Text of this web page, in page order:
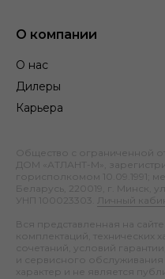
О компании
О нас
Дилеры
Карьера
Общество с ограниченной
ДОМ «АТЛАНТ-М»,
горисполкомом 10.09.1991;
Беларусь, 220019, г. Минск,
УНП 100023303.
Личный
Вся представленная на
комплектаций, технических
сочетаний, условий
и сервисного
характер и не является